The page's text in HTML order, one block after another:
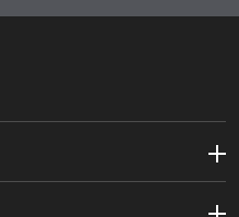
odolná až do 250°C